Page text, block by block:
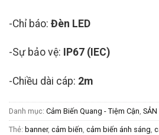
-Chỉ báo: Đèn LED
-Sự bảo vệ: IP67 (IEC)
-Chiều dài cáp: 2m
Danh mục: Cảm Biến Quang - Tiệm Cận
Thẻ: banner, cảm biến cảm biến ánh sáng